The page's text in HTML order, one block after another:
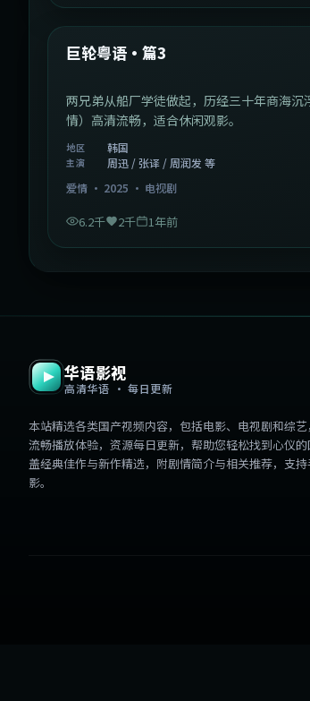
最新
韩国
巨轮粤语·篇3
两兄弟从船厂学徒做起，历经三十年商海沉
情）高清流畅，适合休闲观影。
地区 韩国
主演
周迅 / 张译 / 周润发 等
爱情 · 2025 · 电视剧
6.2千 2千 1年前
华语影视
高清华语 · 每日更新
本站精选各类国产视频内容，包括电影、电视剧和综
流畅播放体验，资源每日更新，帮助您轻松找到心仪
盖经典佳作与新作精选，附剧情简介与相关推荐，支
影。